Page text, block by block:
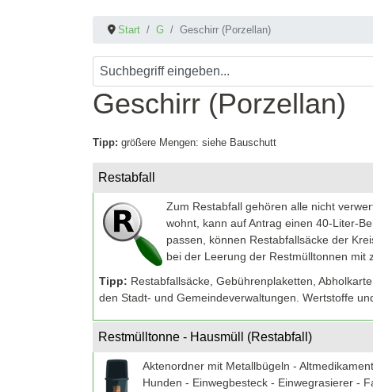
Start G Geschirr (Porzellan)
Geschirr (Porzellan)
Tipp: größere Mengen: siehe Bauschutt
Restabfall
Zum Restabfall gehören alle nicht
wohnt, kann auf Antrag einen 40-Liter-
passen, können Restabfallsäcke der
bei der Leerung der Restmülltonnen mit
Tipp: Restabfallsäcke, Gebührenplaketten,
den Stadt- und Gemeindeverwaltungen. Wertstoffe
Restmülltonne - Hausmüll (Restabfall)
Aktenordner mit Metallbügeln -
Hunden - Einwegbesteck - Einwegrasierer -